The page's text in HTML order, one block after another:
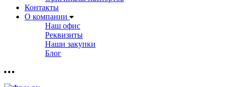
Контакты
О компании
Наш офис
Реквизиты
Наши закупки
Блог